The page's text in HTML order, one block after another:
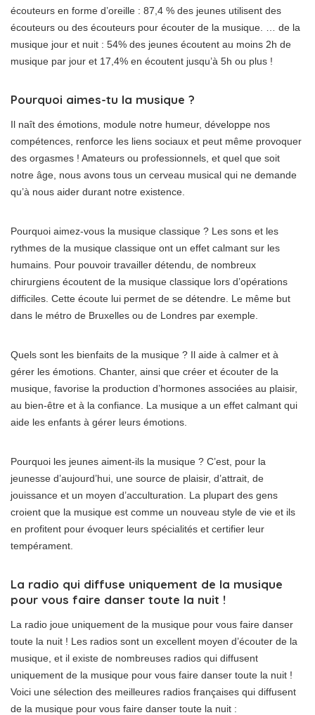
écouteurs en forme d’oreille : 87,4 % des jeunes utilisent des
écouteurs ou des écouteurs pour écouter de la musique. … de la
musique jour et nuit : 54% des jeunes écoutent au moins 2h de
musique par jour et 17,4% en écoutent jusqu’à 5h ou plus !
Pourquoi aimes-tu la musique ?
Il naît des émotions, module notre humeur, développe nos
compétences, renforce les liens sociaux et peut même provoquer
des orgasmes ! Amateurs ou professionnels, et quel que soit
notre âge, nous avons tous un cerveau musical qui ne demande
qu’à nous aider durant notre existence.
Pourquoi aimez-vous la musique classique ? Les sons et les
rythmes de la musique classique ont un effet calmant sur les
humains. Pour pouvoir travailler détendu, de nombreux
chirurgiens écoutent de la musique classique lors d’opérations
difficiles. Cette écoute lui permet de se détendre. Le même but
dans le métro de Bruxelles ou de Londres par exemple.
Quels sont les bienfaits de la musique ? Il aide à calmer et à
gérer les émotions. Chanter, ainsi que créer et écouter de la
musique, favorise la production d’hormones associées au plaisir,
au bien-être et à la confiance. La musique a un effet calmant qui
aide les enfants à gérer leurs émotions.
Pourquoi les jeunes aiment-ils la musique ? C’est, pour la
jeunesse d’aujourd’hui, une source de plaisir, d’attrait, de
jouissance et un moyen d’acculturation. La plupart des gens
croient que la musique est comme un nouveau style de vie et ils
en profitent pour évoquer leurs spécialités et certifier leur
tempérament.
La radio qui diffuse uniquement de la musique
pour vous faire danser toute la nuit !
La radio joue uniquement de la musique pour vous faire danser
toute la nuit ! Les radios sont un excellent moyen d’écouter de la
musique, et il existe de nombreuses radios qui diffusent
uniquement de la musique pour vous faire danser toute la nuit !
Voici une sélection des meilleures radios françaises qui diffusent
de la musique pour vous faire danser toute la nuit :